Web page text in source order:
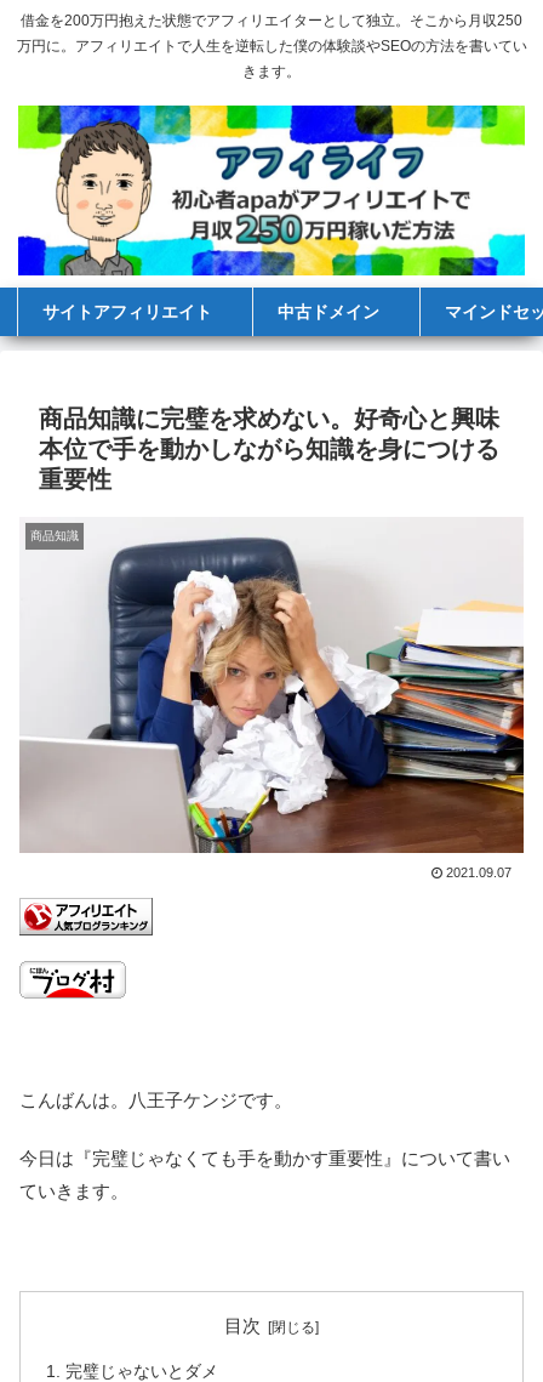
借金を200万円抱えた状態でアフィリエイターとして独立。そこから月収250
万円に。アフィリエイトで人生を逆転した僕の体験談やSEOの方法を書いてい
きます。
サイトアフィリエイト 中古ドメイン マインドセ
商品知識に完璧を求めない。好奇心と興味
本位で手を動かしながら知識を身につける
重要性
商品知識
2021.09.07
こんばんは。八王子ケンジです。
今日は『完璧じゃなくても手を動かす重要性』について書い
ていきます。
目次
完璧じゃないとダメ